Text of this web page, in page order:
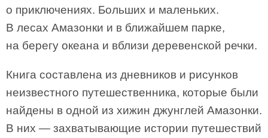
о приключениях. Больших и маленьких.
В лесах Амазонки и в ближайшем парке,
на берегу океана и вблизи деревенской речки.
Книга составлена из дневников и рисунков
неизвестного путешественника, которые были
найдены в одной из хижин джунглей Амазонки.
В них — захватывающие истории путешествий